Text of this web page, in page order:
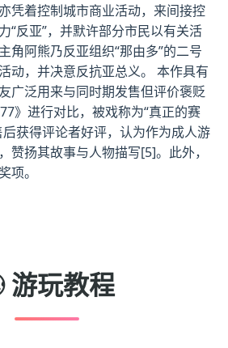
凭着控制城市商业活动，来间接控
“反亚”，并默许部分市民以有关活
角阿熊乃反亚组织“那由多”的二号
动，并决意反抗亚总义。 本作具有
广泛用来与同时期发售但评价褒贬
》进行对比，被戏称为“真正的赛
获得评论者好评，认为作为成人游
赞扬其故事与人物描写[5]。此外，
项。
游玩教程